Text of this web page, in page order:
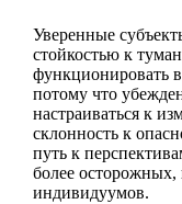
Уверенные
стойкостью к
функционировать
потому что
настраиваться к
склонность к
путь к
более
индивидуумов.